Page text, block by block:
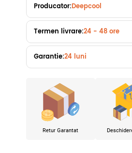
Producator:Deepcool
Termen livrare:24 - 48 ore
Garantie:24 luni
Retur Garantat